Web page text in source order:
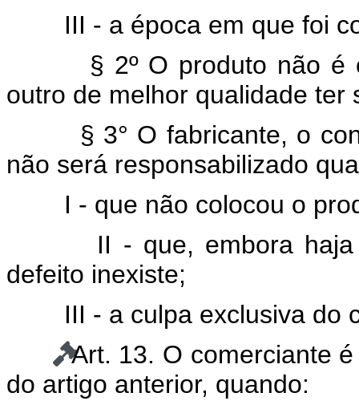
III - a época em que foi
§ 2º O produto não é
outro de melhor qualidade ter
§ 3° O fabricante, o
não será responsabilizado
I - que não colocou o
II - que, embora
defeito inexiste;
III - a culpa exclusiva do
Art. 13. O comerciante
do artigo anterior, quando: